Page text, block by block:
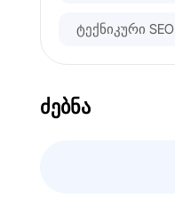
ტექნიკური SEO
ძებნა